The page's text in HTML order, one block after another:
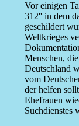
Vor einigen
312'' in dem
geschildert
Weltkrieges
Menschen,
Deutschland
vom
der helfen
Ehefrauen
Suchdienstes